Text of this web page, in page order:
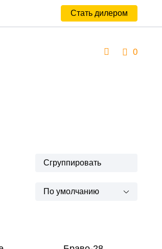
Стать дилером
0
Сгруппировать
По умолчанию